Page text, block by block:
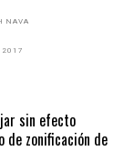
NAVA
2017
sin efecto
de zonificación de